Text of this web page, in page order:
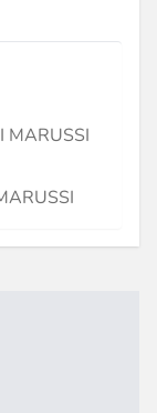
MARUSSI